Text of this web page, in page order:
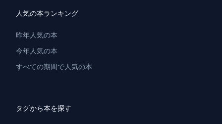
人気の本ランキング
昨年人気の本
今年人気の本
すべての期間で人気の本
タグから本を探す